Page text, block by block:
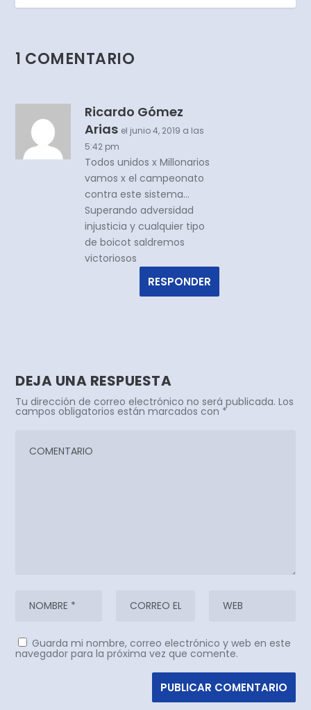
1 COMENTARIO
Ricardo Gómez
Arias el junio 4, 2019 a las
5:42 pm
Todos unidos x Millonarios
vamos x el campeonato
contra este sistema…
Superando adversidad
injusticia y cualquier tipo
de boicot saldremos
victoriosos
RESPONDER
DEJA UNA RESPUESTA
Tu dirección de correo electrónico no será publicada. Los
campos obligatorios están marcados con *
Guarda mi nombre, correo electrónico y web en este
navegador para la próxima vez que comente.